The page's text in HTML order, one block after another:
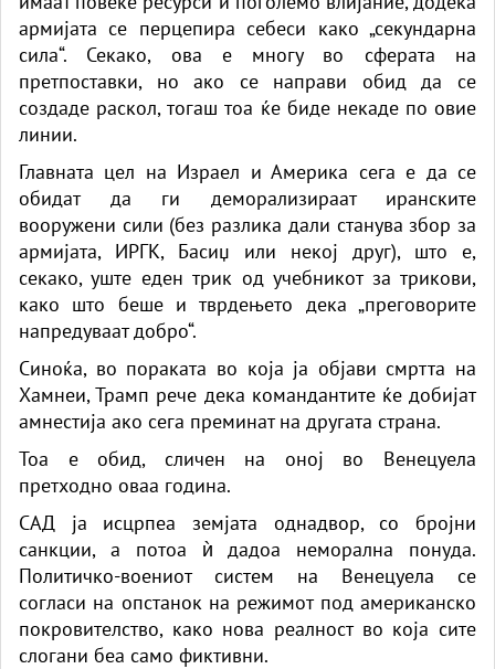
армијата се перцепира себеси како „секундарна
сила“. Секако, ова е многу во сферата на
претпоставки, но ако се направи обид да се
создаде раскол, тогаш тоа ќе биде некаде по овие
линии.
Главната цел на Израел и Америка сега е да се
обидат да ги деморализираат иранските
вооружени сили (без разлика дали станува збор за
армијата, ИРГК, Басиџ или некој друг), што е,
секако, уште еден трик од учебникот за трикови,
како што беше и тврдењето дека „преговорите
напредуваат добро“.
Синоќа, во пораката во која ја објави смртта на
Хамнеи, Трамп рече дека командантите ќе добијат
амнестија ако сега преминат на другата страна.
Тоа е обид, сличен на оној во Венецуела
претходно оваа година.
САД ја исцрпеа земјата однадвор, со бројни
санкции, а потоа ѝ дадоа неморална понуда.
Политичко-воениот систем на Венецуела се
согласи на опстанок на режимот под американско
покровителство, како нова реалност во која сите
слогани беа само фиктивни.